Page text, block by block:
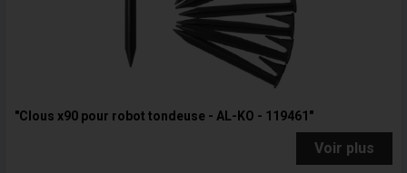
"Clous x90 pour robot tondeuse - AL-KO - 119461"
Voir plus